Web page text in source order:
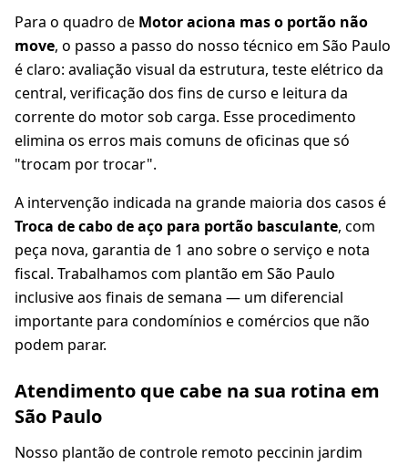
Para o quadro de Motor aciona mas o portão não
move, o passo a passo do nosso técnico em São Paulo
é claro: avaliação visual da estrutura, teste elétrico da
central, verificação dos fins de curso e leitura da
corrente do motor sob carga. Esse procedimento
elimina os erros mais comuns de oficinas que só
"trocam por trocar".
A intervenção indicada na grande maioria dos casos é
Troca de cabo de aço para portão basculante, com
peça nova, garantia de 1 ano sobre o serviço e nota
fiscal. Trabalhamos com plantão em São Paulo
inclusive aos finais de semana — um diferencial
importante para condomínios e comércios que não
podem parar.
Atendimento que cabe na sua rotina em
São Paulo
Nosso plantão de controle remoto peccinin jardim